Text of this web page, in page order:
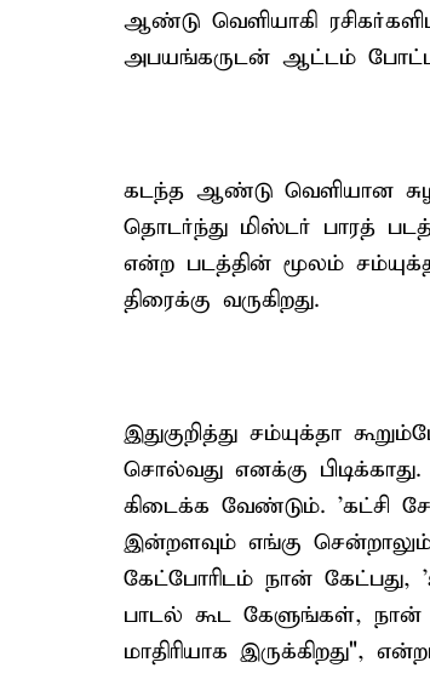
ஆண்டு வெளியாகி
அபயங்கருடன் ஆட்டம் போட்ட
கடந்த ஆண்டு வெளியான
தொடர்ந்து மிஸ்டர் பாரத்
என்ற படத்தின் மூலம்
திரைக்கு வருகிறது.
இதுகுறித்து சம்யுக்தா
சொல்வது எனக்கு பிடிக்காது.
கிடைக்க வேண்டும். 'கட்சி
இன்றளவும் எங்கு
கேட்போரிடம் நான்
பாடல் கூட கேளுங்கள்,
மாதிரியாக இருக்கிறது",